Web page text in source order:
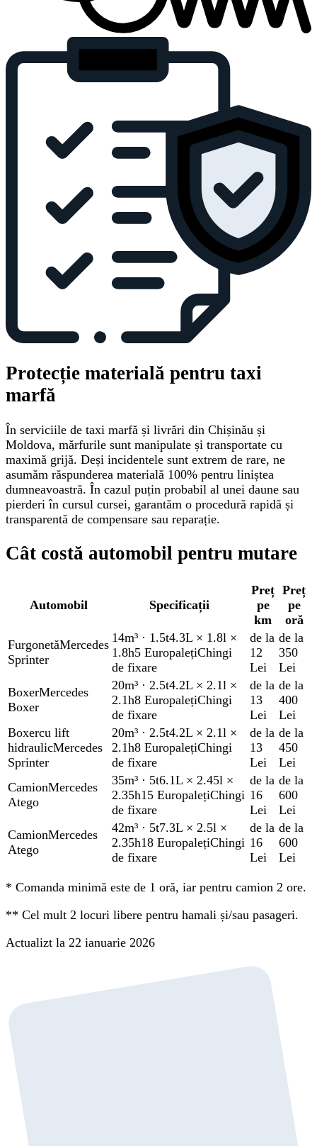
Protecție materială pentru taxi
marfă
În serviciile de taxi marfă și livrări din Chișinău și
Moldova, mărfurile sunt manipulate și transportate cu
maximă grijă. Deși incidentele sunt extrem de rare, ne
asumăm răspunderea materială 100% pentru liniștea
dumneavoastră. În cazul puțin probabil al unei daune sau
pierderi în cursul cursei, garantăm o procedură rapidă și
transparentă de compensare sau reparație.
Cât costă automobil pentru mutare
Automobil Specificații
Preț
pe
km
Preț
pe
oră
FurgonetăMercedes
Sprinter
14m³ · 1.5t4.3L × 1.8l ×
1.8h5 EuropalețiChingi
de fixare
de la
12
Lei
de la
350
Lei
BoxerMercedes
Boxer
20m³ · 2.5t4.2L × 2.1l ×
2.1h8 EuropalețiChingi
de fixare
de la
13
Lei
de la
400
Lei
Boxercu lift
hidraulicMercedes
Sprinter
20m³ · 2.5t4.2L × 2.1l ×
2.1h8 EuropalețiChingi
de fixare
de la
13
Lei
de la
450
Lei
CamionMercedes
Atego
35m³ · 5t6.1L × 2.45l ×
2.35h15 EuropalețiChingi
de fixare
de la
16
Lei
de la
600
Lei
CamionMercedes
Atego
42m³ · 5t7.3L × 2.5l ×
2.35h18 EuropalețiChingi
de fixare
de la
16
Lei
de la
600
Lei
* Comanda minimă este de 1 oră, iar pentru camion 2 ore.
** Cel mult 2 locuri libere pentru hamali și/sau pasageri.
Actualizt la 22 ianuarie 2026